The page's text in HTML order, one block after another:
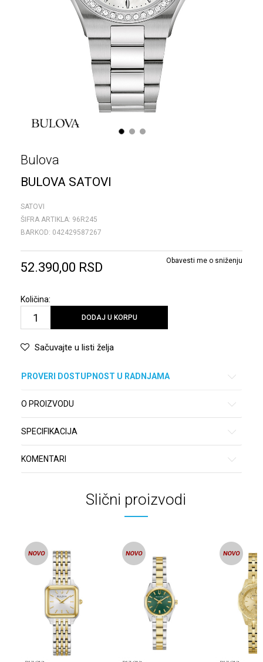
1 2 3
Bulova
BULOVA SATOVI
SATOVI
ŠIFRA ARTIKLA: 96R245
BARKOD: 042429587267
52.390,00 RSD Obavesti me o sniženju
Količina:
DODAJ U KORPU
Sačuvajte u listi želja
PROVERI DOSTUPNOST U RADNJAMA
O PROIZVODU
SPECIFIKACIJA
KOMENTARI
Slični proizvodi